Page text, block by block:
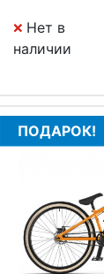
Нет в
наличии
ПОДАРОК!